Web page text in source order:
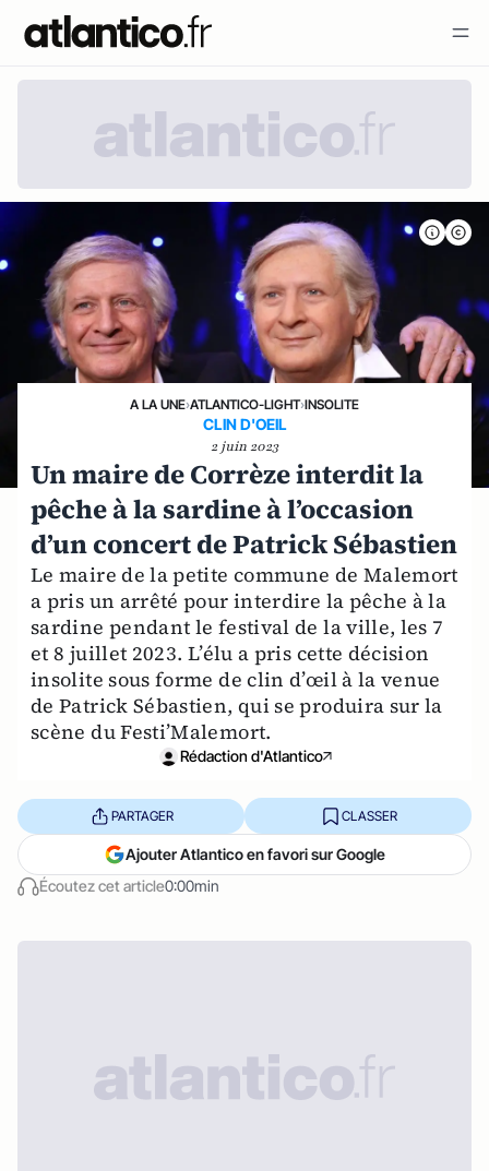
A LA UNE›ATLANTICO-LIGHT›INSOLITE
CLIN D'OEIL
2 juin 2023
Un maire de Corrèze interdit la
pêche à la sardine à l’occasion
d’un concert de Patrick Sébastien
Le maire de la petite commune de Malemort
a pris un arrêté pour interdire la pêche à la
sardine pendant le festival de la ville, les 7
et 8 juillet 2023. L’élu a pris cette décision
insolite sous forme de clin d’œil à la venue
de Patrick Sébastien, qui se produira sur la
scène du Festi’Malemort.
Rédaction d'Atlantico
Écoutez cet article0:00min
PARTAGER CLASSER
Ajouter Atlantico en favori sur Google